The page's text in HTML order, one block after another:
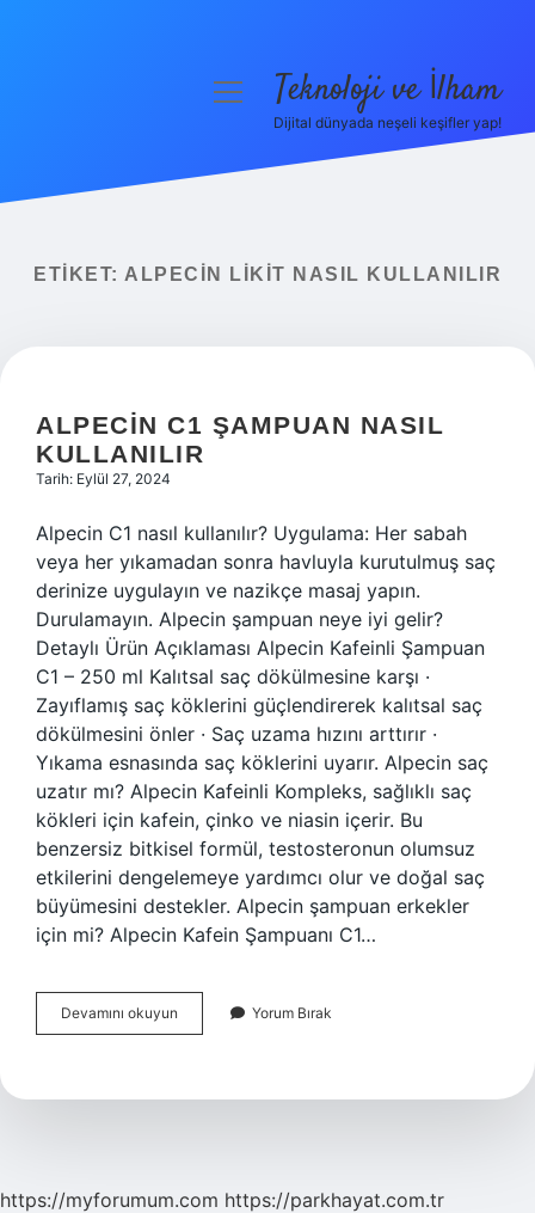
Yasal Uyarı
menüyüTeknoloji ve İlham
Dijital dünyada neşeli keşifler yap!
ETIKET: ALPECIN LIKIT NASIL KULLANILIR
ALPECIN C1 ŞAMPUAN NASIL
KULLANILIR
Tarih: Eylül 27, 2024
Alpecin C1 nasıl kullanılır? Uygulama: Her sabah
veya her yıkamadan sonra havluyla kurutulmuş saç
derinize uygulayın ve nazikçe masaj yapın.
Durulamayın. Alpecin şampuan neye iyi gelir?
Detaylı Ürün Açıklaması Alpecin Kafeinli Şampuan
C1 – 250 ml Kalıtsal saç dökülmesine karşı ·
Zayıflamış saç köklerini güçlendirerek kalıtsal saç
dökülmesini önler · Saç uzama hızını arttırır ·
Yıkama esnasında saç köklerini uyarır. Alpecin saç
uzatır mı? Alpecin Kafeinli Kompleks, sağlıklı saç
kökleri için kafein, çinko ve niasin içerir. Bu
benzersiz bitkisel formül, testosteronun olumsuz
etkilerini dengelemeye yardımcı olur ve doğal saç
büyümesini destekler. Alpecin şampuan erkekler
için mi? Alpecin Kafein Şampuanı C1…
Devamını okuyun
C1
Kullanılır
Yorum Bırak
https://myforumum.com https://parkhayat.com.tr